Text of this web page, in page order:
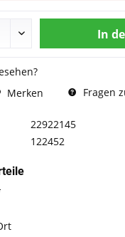
In
Merken Fragen
22922145
122452